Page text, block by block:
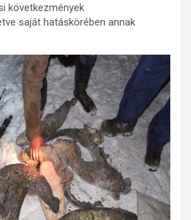
következmények
saját hatáskörében annak